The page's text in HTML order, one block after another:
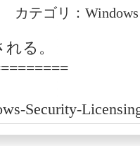
カテゴリ：
る。
Security-